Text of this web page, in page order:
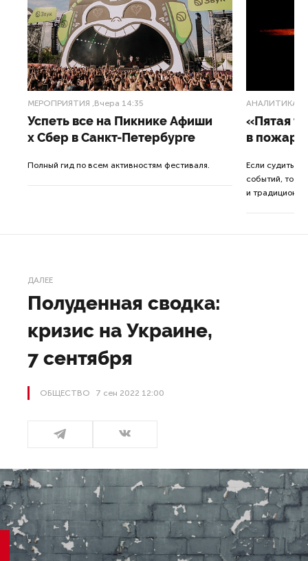
МЕРОПРИЯТИЯ ,Вчера 14:35
Успеть все на Пикнике Афиши
x Сбер в Санкт-Петербурге
Полный гид по всем активностям фестиваля.
АНАЛИТИКА
«Пятая
в
Если судить
событий, то
и
ДАЛЕЕ
Полуденная сводка:
кризис на Украине,
7 сентября
ОБЩЕСТВО 7 сен 2022 12:00